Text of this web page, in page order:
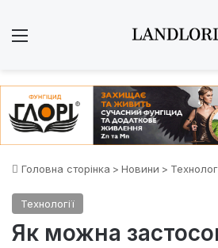
Головна сторінка > Новини >
Технології
Як можна